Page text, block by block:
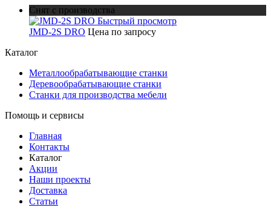
Снят с производства
Быстрый просмотр
JMD-2S DRO Цена по запросу
Каталог
Металлообрабатывающие станки
Деревообрабатывающие станки
Станки для производства мебели
Помощь и сервисы
Главная
Контакты
Каталог
Акции
Наши проекты
Доставка
Статьи